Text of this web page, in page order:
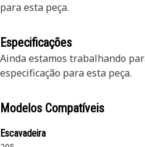
para esta peça.
Especificações
Ainda estamos trabalhando
especificação para esta peça.
Modelos Compatíveis
Escavadeira